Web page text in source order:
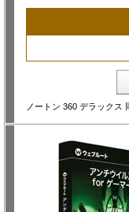
ノートン 360 デラックス